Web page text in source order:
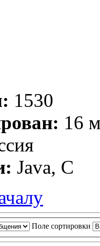
1530
16
Java, C
Поле сортировки